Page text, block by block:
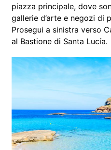
piazza principale, dove
gallerie d’arte e negozi di
Prosegui a sinistra verso
al Bastione di Santa Lucía.